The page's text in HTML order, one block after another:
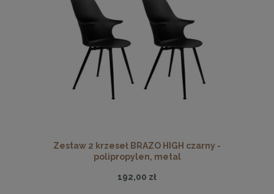
Zestaw 2 krzeseł BRAZO HIGH czarny -
polipropylen, metal
192,00 zł